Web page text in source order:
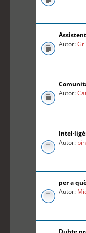
Autor:
Autor:
Autor:
per a
Autor: